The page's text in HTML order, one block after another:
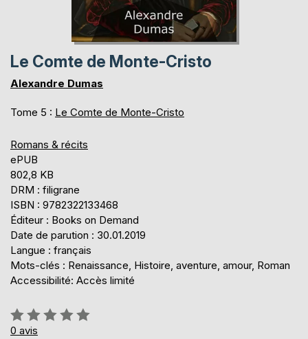
Le Comte de Monte-Cristo
Alexandre Dumas
Tome 5 : Le Comte de Monte-Cristo
Romans & récits
ePUB
802,8 KB
DRM : filigrane
ISBN : 9782322133468
Éditeur : Books on Demand
Date de parution : 30.01.2019
Langue : français
Mots-clés : Renaissance, Histoire, aventure, amour, Roman
Accessibilité: Accès limité
Évaluation:
0%
0 avis